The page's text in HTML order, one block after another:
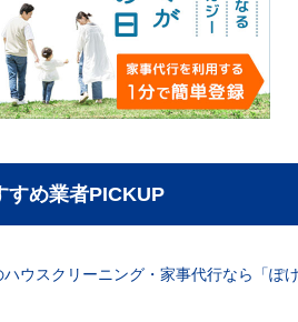
すめ業者PICKUP
ハウスクリーニング・家事代行なら「ぽけ